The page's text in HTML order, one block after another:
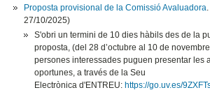
Proposta provisional de la Comissió Avaluadora
27/10/2025)
S'obri un termini de 10 dies hàbils des de la
proposta, (del 28 d’octubre al 10 de
persones interessades puguen presentar les
oportunes, a través de la Seu
Electrònica d'ENTREU:https://go.uv.es/